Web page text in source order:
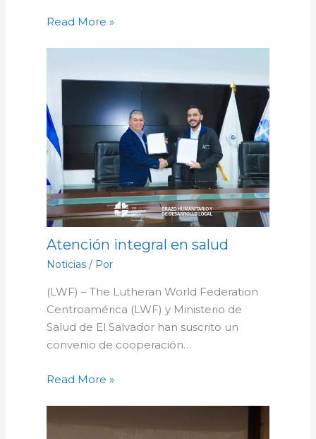
Read More »
Atención integral en salud
Noticias/ Por
(LWF) – The Lutheran World Federation
Centroamérica (LWF) y Ministerio de
Salud de El Salvador han suscrito un
convenio de cooperación…
Read More »